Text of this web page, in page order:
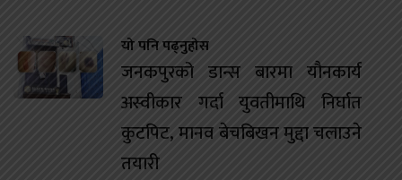
यो पनि पढ्नुहोस
जनकपुरको डान्स बारमा यौनकार्य
अस्वीकार गर्दा युवतीमाथि निर्घात
कुटपिट, मानव बेचबिखन मुद्दा चलाउने
तयारी